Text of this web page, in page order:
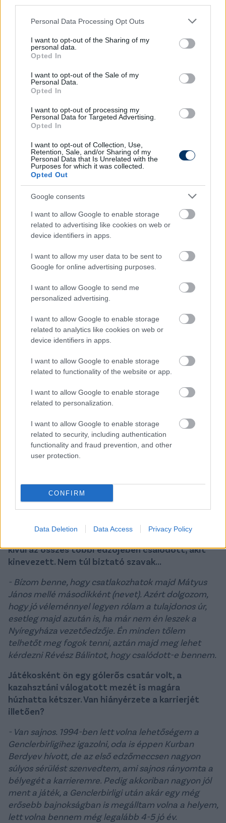
Please note that this website/app uses one or more Google
not limited to your visit or usage behaviour. You may click to
grant or deny consent to Google and its third-party tags to
use your data for below specified purposes in below Google
consent section.
Personal Data Processing Opt Outs
I want to opt-out of the Sharing of my
personal data.
Opted In
I want to opt-out of the Sale of my
Personal Data.
Opted In
I want to opt-out of processing my
Personal Data for Targeted Advertising.
Opted In
I want to opt-out of Collection, Use,
Retention, Sale, and/or Sharing of my
Personal Data that Is Unrelated with the
Purposes for which it was collected.
Opted Out
Google consents
I want to allow Google to enable storage
related to advertising like cookies on web or
device identifiers in apps.
I want to allow my user data to be sent to
Google for online advertising purposes.
I want to allow Google to send me
personalized advertising.
I want to allow Google to enable storage
related to analytics like cookies on web or
device identifiers in apps.
I want to allow Google to enable storage
related to functionality of the website or app.
I want to allow Google to enable storage
related to personalization.
I want to allow Google to enable storage
related to security, including authentication
functionality and fraud prevention, and other
user protection.
CONFIRM
Data Deletion Data Access Privacy Policy
szükségem, ő pedig jobban ismeri tőlem a magyar
megbíztam abban, hogy kikre esett a választása.
azt mondta nekünk, az a célja, hogy minél előbb
feljuttassa a Nyíregyházát az NB I-be. Mikor lehet
- Ebben a szezonban. Legalább is nekünk ez a cél,
Természetesen nem lesz egyszerű, hiszen rengeteg
új játékos érkezett hozzánk a nyáron, szinte egy
teljesen új csapatot kellett és kell is még építenünk,
valamint nincs jelenleg hazai pályánk sem,
mondhatni, hogy 38 fordulót játszunk idegenben, de
sikerre éhesek vagyunk, meg kell oldani ezeket a
problémákat. Nekünk nemcsak fel kell jutni az NB I-
be, hanem ott jól is kell szerepelnünk. Az egy dolog,
akkor minek jusson fel? Olyan együttest kell
építenünk, amely középcsapatként tud végezni az
NB I-ben a feljutás utáni első évben. Nálam olyan cél
nem létezik, hogy "csak a kiesést kerüljük el". Ez a
város megérdemel egy stabil NB I-es csapatot.
Sportemberek vagyunk, minden meccset meg
akarunk nyerni és mindig a maximális cél elérése
érdekében dolgozunk. Természetesen nem lehet
mindig nyerni, ezt mindenki tudja, de meg kell tenni
ezért mindent. Ha ilyen mentalitással fogunk
játszani, akkor biztosan meglesz az eredménye.
Fotó: nyiregyhazaspartacus.hu
kívül az összes többi edzőjében csalódott, akit
kinevezett. Nem túl biztató szavak...
- Bízom benne, hogy csatlakozhatok majd Mátyus
János mellé másodikként (nevet). Azért dolgozom,
hogy jó véleménnyel legyen rólam a tulajdonos úr,
esetleg majd azután is, ha már nem én leszek a
Nyíregyháza vezetőedzője. Én minden tőlem
telhetőt meg fogok tenni, aztán majd meg lehet
kérdezni Révész Bálintot, hogy csalódott-e bennem.
Játékosként ön egy gólerős csatár volt, a
kazahsztáni válogatott mezét is magára
húzhatta kétszer. Van hiányérzete a karrierjét
illetően?
- Van sajnos. 1994-ben lett volna lehetőségem a
Genclerbirligihez igazolni, oda is éppen Kurban
Berdyev hívott, de az első edzőmeccsen nagyon
súlyos sérülést szenvedtem, ami sajnos rányomta a
bélyegét a karrieremre. Pedig akkoriban nagyon jól
ment a játék, a Genclerbirligi után akár egy még
erősebb bajnokságban is megálltam volna a helyem,
lett volna bennem még legalább 4-5 jó év.